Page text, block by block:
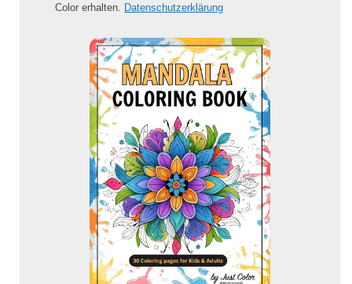
Color erhalten.
Datenschutzerklärung